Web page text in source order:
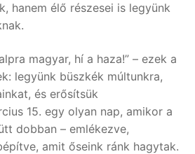
hanem élő részesei is legyünk
magyar, hí a haza!” – ezek a
legyünk büszkék múltunkra,
és erősítsük
15. egy olyan nap, amikor a
dobban – emlékezve,
amit őseink ránk hagytak.